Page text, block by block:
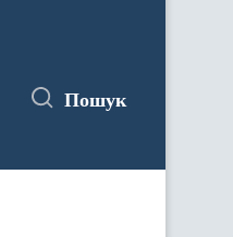
Пошук